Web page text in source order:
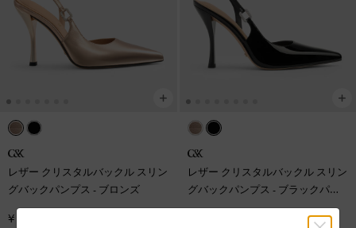
レザー クリスタルバックル スリン
グバックパンプス - ブロンズ
¥ 15,900
レザー クリスタルバックル スリン
グバックパンプス - ブラックパテ
ント